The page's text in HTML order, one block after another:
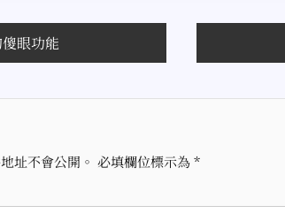
眼功能
址不會公開。 必填欄位標示為*